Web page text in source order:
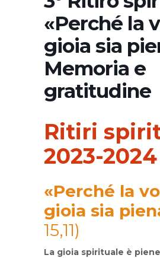
«Perché la
gioia sia
Memoria e
gratitudine
Ritiri
2023-2024
«Perché la
gioia sia
15,11)
La gioia spirituale è